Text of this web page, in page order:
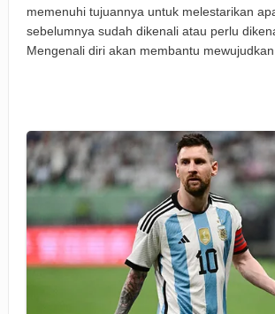
memenuhi tujuannya untuk melestarikan
sebelumnya sudah dikenali atau perlu
Mengenali diri akan membantu